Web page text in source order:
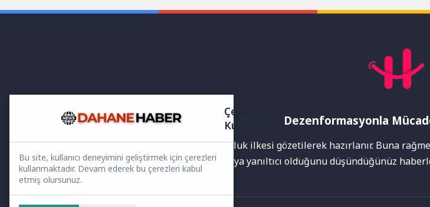
Dezenformasyonla
Yayınlanan haberler doğruluk ilkesi gözetilerek hazırlanır. Buna
bilgiler bulunabilir.Yanlış veya yanıltıcı olduğunu düşündüğünüz
Çerez
Kullanımı
Bu site, kullanıcı deneyimini geliştirmek için çerezleri
kullanmaktadır. Devam ederek bu çerezleri kabul
etmiş olursunuz.